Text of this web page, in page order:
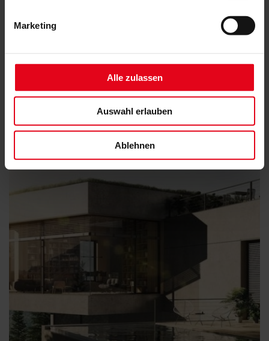
Marketing
Alle zulassen
Auswahl erlauben
Ablehnen
Aufsetz-Außenjalousie